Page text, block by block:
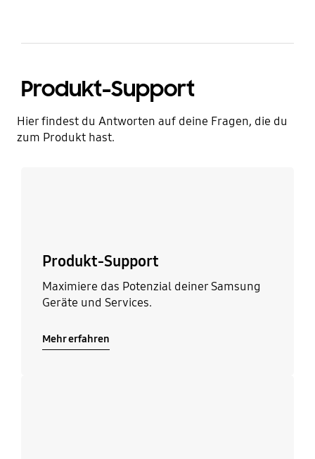
Produkt-Support
Hier findest du Antworten auf deine Fragen, die du
zum Produkt hast.
Produkt-Support
Maximiere das Potenzial deiner Samsung
Geräte und Services.
Mehr erfahren